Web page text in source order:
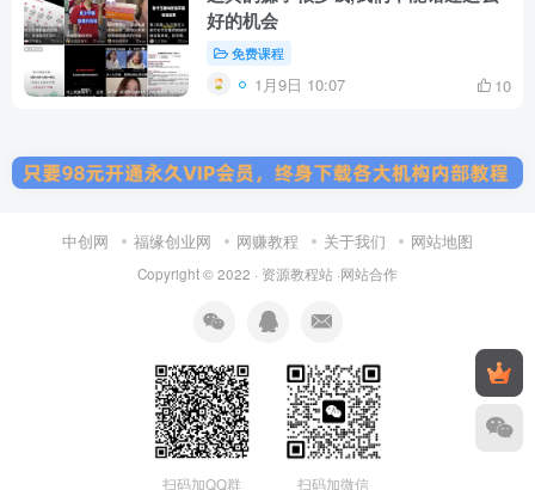
好的机会
免费课程
1月9日 10:07 10
中创网 福缘创业网 网赚教程 关于我们 网站地图
Copyright © 2022 · 资源教程站 ·网站合作
扫码加QQ群 扫码加微信